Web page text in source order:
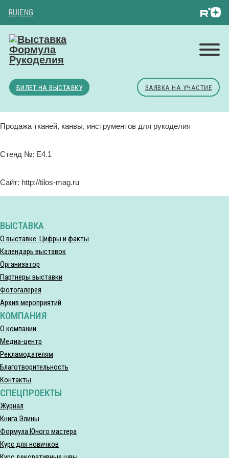
RU|ENG
БИЛЕТ НА ВЫСТАВКУ ЗАЯВКА НА УЧАСТИЕ
Продажа тканей, канвы, инструментов для рукоделия
Стенд №: Е4.1
Сайт: http://tilos-mag.ru
ВЫСТАВКА
О выставке. Цифры и факты
Календарь выставок
Организатор
Партнеры выставки
Фотогалерея
Архив мероприятий
КОМПАНИЯ
О компании
Медиа-центр
Рекламодателям
Благотворительность
Контакты
СПЕЦПРОЕКТЫ
Журнал
Книга Элины
Формула Юного мастера
Курс для новичков